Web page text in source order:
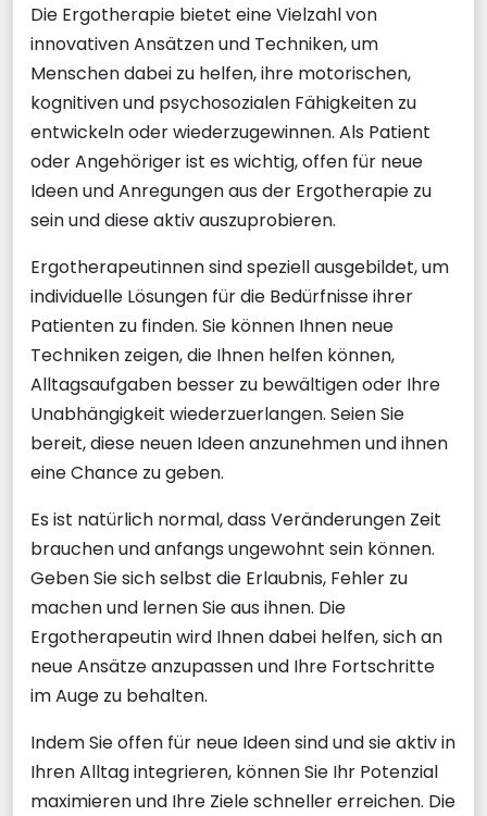
Die Ergotherapie bietet eine Vielzahl von
innovativen Ansätzen und Techniken, um
Menschen dabei zu helfen, ihre motorischen,
kognitiven und psychosozialen Fähigkeiten zu
entwickeln oder wiederzugewinnen. Als Patient
oder Angehöriger ist es wichtig, offen für neue
Ideen und Anregungen aus der Ergotherapie zu
sein und diese aktiv auszuprobieren.
Ergotherapeutinnen sind speziell ausgebildet, um
individuelle Lösungen für die Bedürfnisse ihrer
Patienten zu finden. Sie können Ihnen neue
Techniken zeigen, die Ihnen helfen können,
Alltagsaufgaben besser zu bewältigen oder Ihre
Unabhängigkeit wiederzuerlangen. Seien Sie
bereit, diese neuen Ideen anzunehmen und ihnen
eine Chance zu geben.
Es ist natürlich normal, dass Veränderungen Zeit
brauchen und anfangs ungewohnt sein können.
Geben Sie sich selbst die Erlaubnis, Fehler zu
machen und lernen Sie aus ihnen. Die
Ergotherapeutin wird Ihnen dabei helfen, sich an
neue Ansätze anzupassen und Ihre Fortschritte
im Auge zu behalten.
Indem Sie offen für neue Ideen sind und sie aktiv in
Ihren Alltag integrieren, können Sie Ihr Potenzial
maximieren und Ihre Ziele schneller erreichen. Die